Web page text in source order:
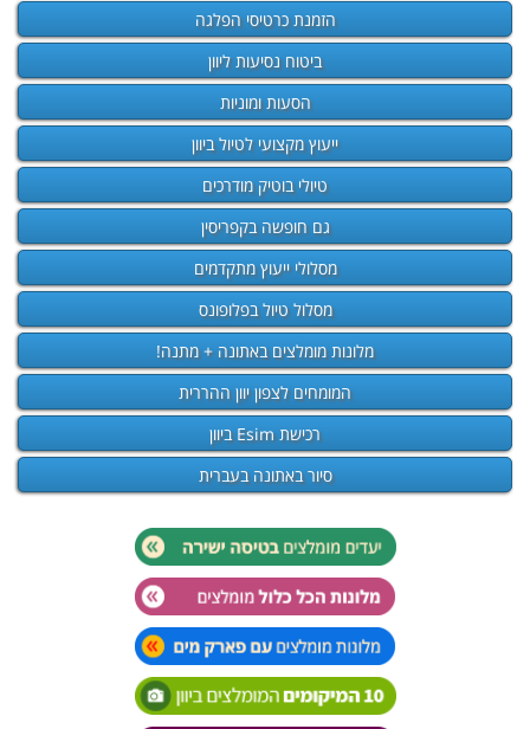
הזמנת כרטיסי הפלגה
ביטוח נסיעות ליוון
הסעות ומוניות
ייעוץ מקצועי לטיול ביוון
טיולי בוטיק מודרכים
גם חופשה בקפריסין
מסלולי ייעוץ מתקדמים
מסלול טיול בפלופונס
מלונות מומלצים באתונה + מתנה!
המומחים לצפון יוון ההררית
רכישת Esim ביוון
סיור באתונה בעברית